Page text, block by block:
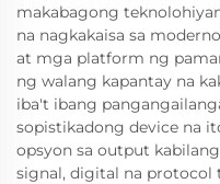
makabagong
na nagkakaisa sa
at mga platform ng
ng walang kapantay na
iba't ibang
sopistikadong device na
opsyon sa output
signal, digital na protocol